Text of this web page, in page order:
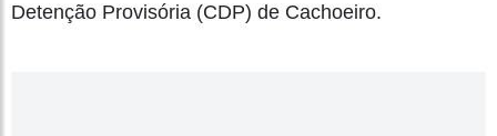
Detenção Provisória (CDP) de Cachoeiro.